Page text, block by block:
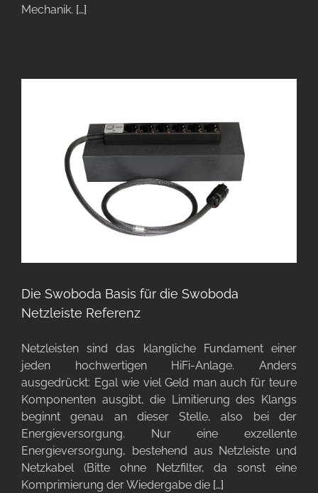
Mechanik. […]
Die Swoboda Basis für die Swoboda
Netzleiste Referenz
Netzleisten sind das klangliche Fundament einer
jeden hochwertigen HiFi-Anlage. Anders
ausgedrückt: Egal wie viel Geld man auch für teure
Komponenten ausgibt, die Limitierung des Klangs
beginnt genau an dieser Stelle, also bei der
Energieversorgung. Nur eine exzellente
Energieversorgung, bestehend aus Netzleiste und
Netzkabel (Bitte ohne Netzfilter, da sonst eine
Komprimierung der Wiedergabe die […]